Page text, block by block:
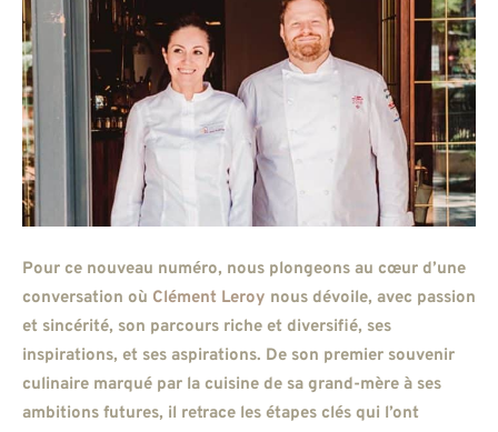
Pour ce nouveau numéro, nous plongeons au cœur d’une
conversation où Clément Leroy nous dévoile, avec passion
et sincérité, son parcours riche et diversifié, ses
inspirations, et ses aspirations. De son premier souvenir
culinaire marqué par la cuisine de sa grand-mère à ses
ambitions futures, il retrace les étapes clés qui l’ont